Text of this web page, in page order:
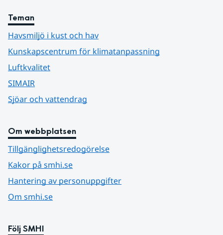
Teman
Havsmiljö i kust och hav
Kunskapscentrum för klimatanpassning
Luftkvalitet
SIMAIR
Sjöar och vattendrag
Om webbplatsen
Tillgänglighetsredogörelse
Kakor på smhi.se
Hantering av personuppgifter
Om smhi.se
Följ SMHI